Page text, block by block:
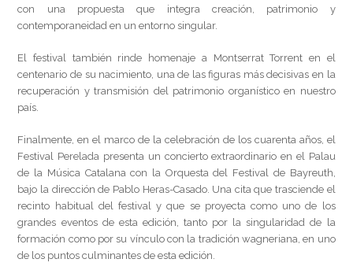
con una propuesta que integra creación, patrimonio y
contemporaneidad en un entorno singular.
El festival también rinde homenaje a Montserrat Torrent en el
centenario de su nacimiento, una de las figuras más decisivas en la
recuperación y transmisión del patrimonio organístico en nuestro
país.
Finalmente, en el marco de la celebración de los cuarenta años, el
Festival Perelada presenta un concierto extraordinario en el Palau
de la Música Catalana con la Orquesta del Festival de Bayreuth,
bajo la dirección de Pablo Heras-Casado. Una cita que trasciende el
recinto habitual del festival y que se proyecta como uno de los
grandes eventos de esta edición, tanto por la singularidad de la
formación como por su vínculo con la tradición wagneriana, en uno
de los puntos culminantes de esta edición.